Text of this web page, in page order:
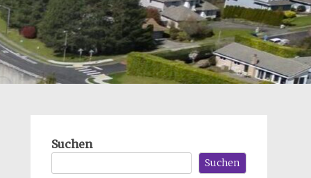
Suchen
Suchen